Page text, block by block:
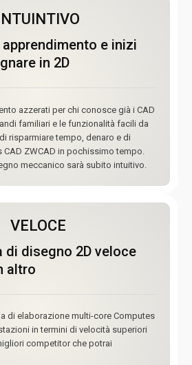
INTUINTIVO
e inizi
in 2D
azzerati per chi conosce già i CAD
familiari e le funzionalità facili da
risparmiare tempo, denaro e di
CAD ZWCAD in pochissimo tempo.
meccanico sarà subito intuitivo.
VELOCE
di disegno 2D veloce
altro
di elaborazione multi-core Computes
in termini di velocità superiori
competitor che potrai